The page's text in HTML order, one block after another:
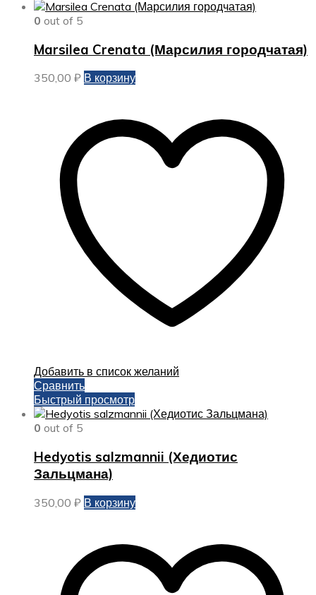
0 out of 5
Marsilea Crenata (Марсилия городчатая)
350,00 ₽ В корзину
Добавить в список желаний
Сравнить
Быстрый просмотр
0 out of 5
Hedyotis salzmannii (Хедиотис
Зальцмана)
350,00 ₽ В корзину